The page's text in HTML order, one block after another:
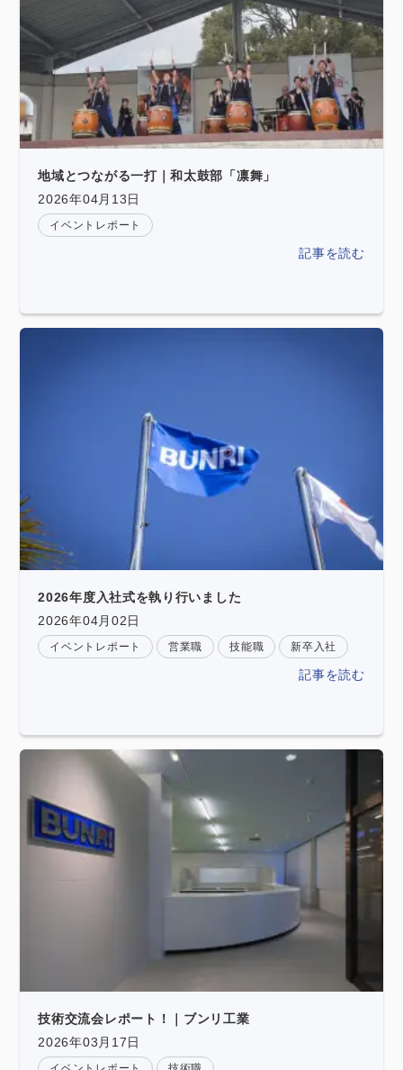
地域とつながる一打｜和太鼓部「凛舞」
2026年04月13日
イベントレポート
記事を読む
2026年度入社式を執り行いました
2026年04月02日
イベントレポート 営業職 技能職 新卒入社
記事を読む
技術交流会レポート！｜ブンリ工業
2026年03月17日